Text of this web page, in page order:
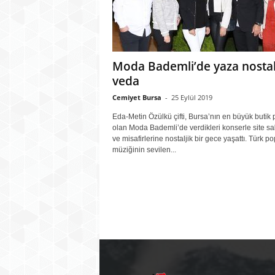
Moda Bademli’de yaza
veda
Cemiyet Bursa - 25 Eylül 2019
Eda-Metin Özülkü çifti, Bursa’nın en büyük butik
olan Moda Bademli’de verdikleri konserle site
ve misafirlerine nostaljik bir gece yaşattı. Türk
müziğinin sevilen...